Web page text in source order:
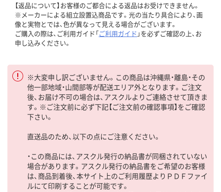
【返品について】お客様のご都合による返品はお受けできません。
※メーカーによる組立設置込商品です。光の当たり具合により、画
像と実物とでは、色が異なって見える場合がございます。
ご購入の際は、ご利用ガイド「ご利用ガイド 」を必ずご確認の上、お
申し込みください。
※大変申し訳ございません。この商品は沖縄県・離島・その
他一部地域・山間部等が配送エリア外となります。ご注文
後、お届け不可の場合は、アスクルよりご連絡させて頂きま
す。※ご注文前に必ず下記【ご注文前の確認事項】をご確認
下さい。
直送品のため、以下の点にご注意ください。
・この商品には、アスクル発行の納品書が同梱されていない
場合があります。アスクル発行の納品書をご希望のお客様
は、商品到着後、本サイト上のご利用履歴よりＰＤＦファイ
ルにて印刷することが可能です。